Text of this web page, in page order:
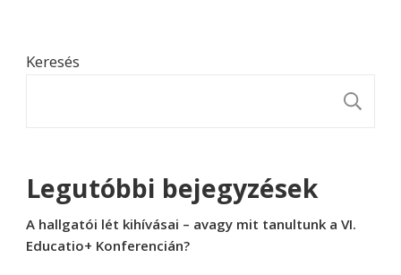
Keresés
Legutóbbi bejegyzések
A hallgatói lét kihívásai – avagy mit tanultunk a VI.
Educatio+ Konferencián?